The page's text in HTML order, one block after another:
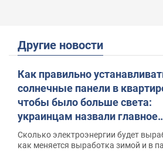
Другие новости
Как правильно
солнечные панели в
чтобы было больше света:
украинцам назвали главное
правило
Сколько электроэнергии будет
как меняется выработка зимой и в